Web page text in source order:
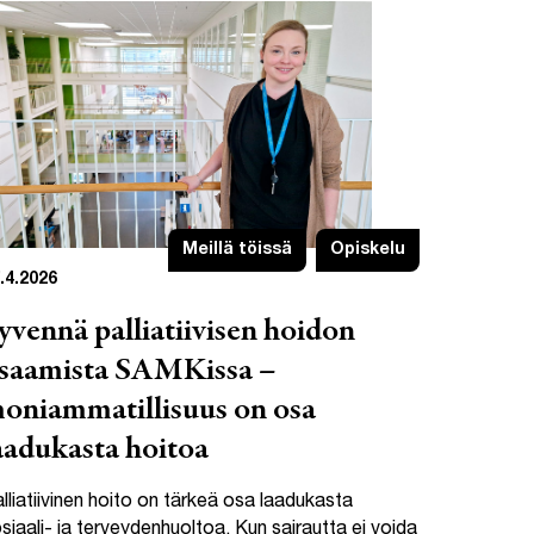
Meillä töissä
Opiskelu
palliatiivisen hoidon
SAMKissa –
on osa
hoitoa
hoito on tärkeä osa laadukasta
ja terveydenhuoltoa. Kun sairautta ei voida